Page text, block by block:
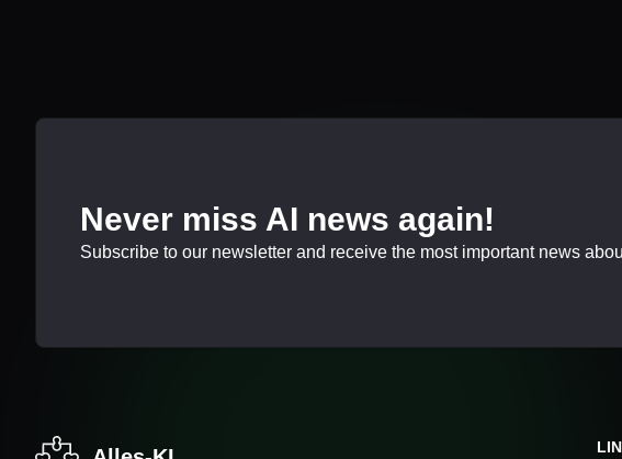
Never miss AI news again!
Subscribe to our newsletter and receive the most important news